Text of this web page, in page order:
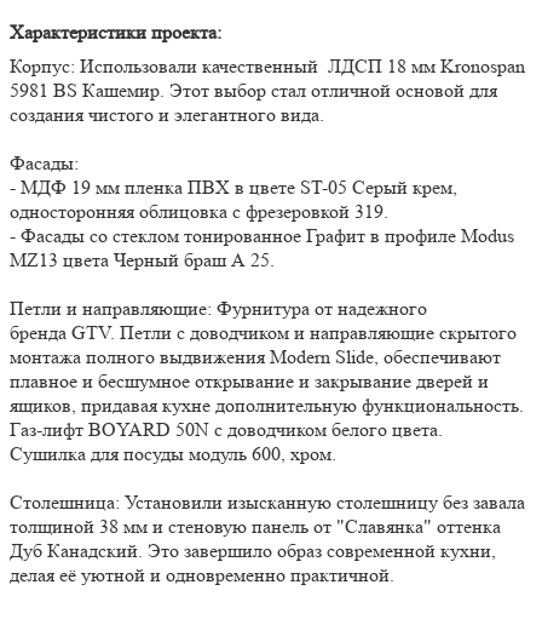
Характеристики проекта:
Корпус: Использовали качественный ЛДСП 18 мм Kronospan
5981 BS Кашемир. Этот выбор стал отличной основой для
создания чистого и элегантного вида.
Фасады:
- МДФ 19 мм пленка ПВХ в цвете ST-05 Серый крем,
односторонняя облицовка с фрезеровкой 319.
- Фасады со стеклом тонированное Графит в профиле Modus
MZ13 цвета Черный браш А 25.
Петли и направляющие: Фурнитура от надежного
бренда GTV. Петли с доводчиком и направляющие скрытого
монтажа полного выдвижения Modern Slide, обеспечивают
плавное и бесшумное открывание и закрывание дверей и
ящиков, придавая кухне дополнительную функциональность.
Газ-лифт BOYARD 50N с доводчиком белого цвета.
Сушилка для посуды модуль 600, хром.
Столешница: Установили изысканную столешницу без завала
толщиной 38 мм и стеновую панель от "Славянка" оттенка
Дуб Канадский. Это завершило образ современной кухни,
делая её уютной и одновременно практичной.